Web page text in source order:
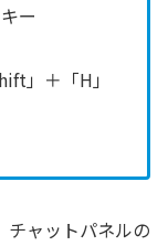
ー
」＋「H」
チャットパネルの